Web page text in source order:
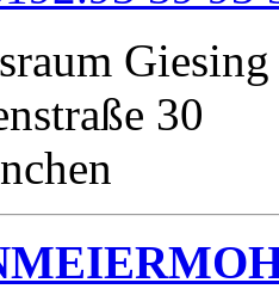
Giesing
30